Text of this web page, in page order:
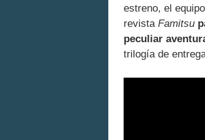
estreno, el
revista Famitsu
peculiar
trilogía de